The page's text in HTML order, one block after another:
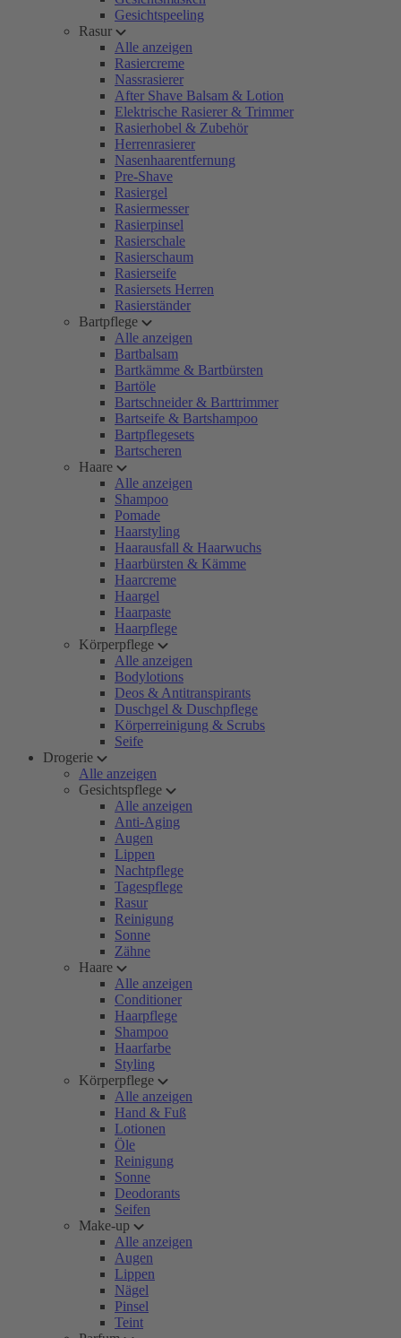
Gesichtspeeling
Rasur
Alle anzeigen
Rasiercreme
Nassrasierer
After Shave Balsam & Lotion
Elektrische Rasierer & Trimmer
Rasierhobel & Zubehör
Herrenrasierer
Nasenhaarentfernung
Pre-Shave
Rasiergel
Rasiermesser
Rasierpinsel
Rasierschale
Rasierschaum
Rasierseife
Rasiersets Herren
Rasierständer
Bartpflege
Alle anzeigen
Bartbalsam
Bartkämme & Bartbürsten
Bartöle
Bartschneider & Barttrimmer
Bartseife & Bartshampoo
Bartpflegesets
Bartscheren
Haare
Alle anzeigen
Shampoo
Pomade
Haarstyling
Haarausfall & Haarwuchs
Haarbürsten & Kämme
Haarcreme
Haargel
Haarpaste
Haarpflege
Körperpflege
Alle anzeigen
Bodylotions
Deos & Antitranspirants
Duschgel & Duschpflege
Körperreinigung & Scrubs
Seife
Drogerie
Alle anzeigen
Gesichtspflege
Alle anzeigen
Anti-Aging
Augen
Lippen
Nachtpflege
Tagespflege
Rasur
Reinigung
Sonne
Zähne
Haare
Alle anzeigen
Conditioner
Haarpflege
Shampoo
Haarfarbe
Styling
Körperpflege
Alle anzeigen
Hand & Fuß
Lotionen
Öle
Reinigung
Sonne
Deodorants
Seifen
Make-up
Alle anzeigen
Augen
Lippen
Nägel
Pinsel
Teint